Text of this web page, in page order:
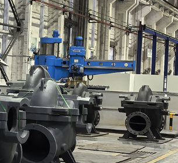
français
русский
العربية
Tiếng Việt
Indonesia